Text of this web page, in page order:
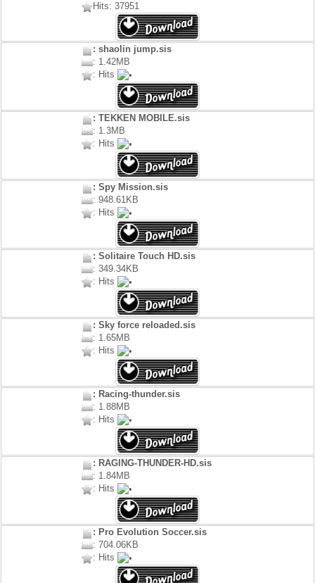
Hits: 37951
: shaolin jump.sis
: 1.42MB
: Hits
: TEKKEN MOBILE.sis
: 1.3MB
: Hits
: Spy Mission.sis
: 948.61KB
: Hits
: Solitaire Touch HD.sis
: 349.34KB
: Hits
: Sky force reloaded.sis
: 1.65MB
: Hits
: Racing-thunder.sis
: 1.88MB
: Hits
: RAGING-THUNDER-HD.sis
: 1.84MB
: Hits
: Pro Evolution Soccer.sis
: 704.06KB
: Hits